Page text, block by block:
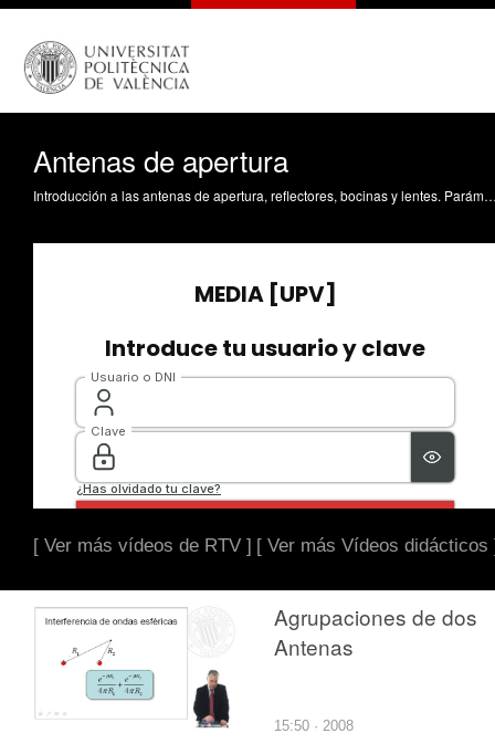
Antenas de apertura
Introducción a las antenas de apertura, reflectores, bocinas y lentes. Parámetros básicos de este tipo de antenas.
[ Ver más vídeos de RTV ] [ Ver más Vídeos didácticos
Agrupaciones de dos
Antenas
15:50 · 2008